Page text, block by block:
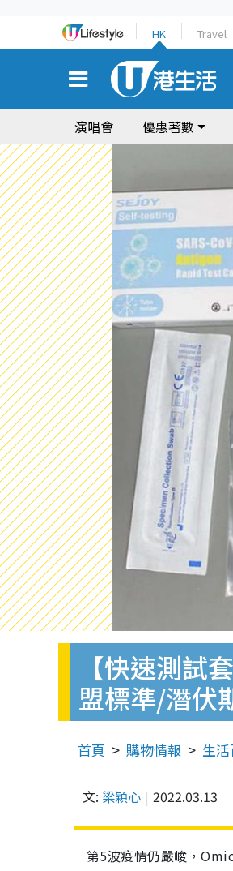
HK Travel
演唱會 優惠著數
【快速測
盟標準/潛伏
首頁 購物情報 生
文: 梁穎心 2022.03.13
第5波疫情仍嚴峻，